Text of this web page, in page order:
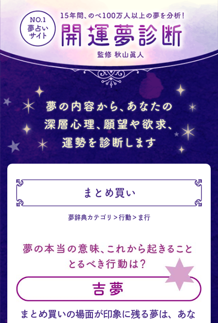
まとめ買い
夢辞典カテゴリ 行動 ま行
まとめ買いの場面が印象に残る夢は、あな